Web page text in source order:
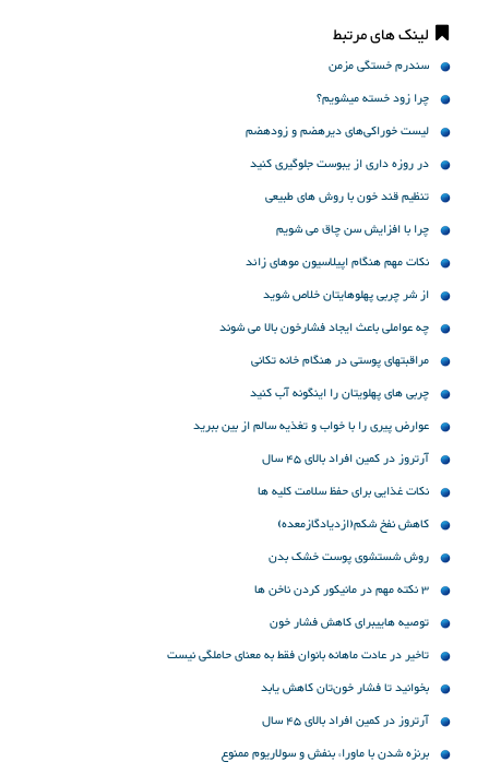
لینک های مرتبط
سندرم خستگی مزمن
چرا زود خسته میشویم؟
لیست خوراکی‌های دیرهضم و زودهضم
در روزه داری از یبوست جلوگیری کنید
تنظیم قند خون با روش های طبیعی
چرا با افزایش سن چاق می شویم
نکات مهم هنگام اپیلاسیون موهای زائد
از شر چربی پهلوهایتان خلاص شوید
چه عواملی باعث ایجاد فشارخون بالا می شوند
مراقبتهای پوستی در هنگام خانه تکانی
چربی های پهلویتان را اینگونه آب کنید
عوارض پیری را با خواب و تغذیه سالم از بین ببرید
آرتروز در کمین افراد بالای 45 سال
نکات غذایی برای حفظ سلامت کلیه ها
کاهش نفخ شکم(ازدیادگازمعده)
روش شستشوی پوست خشک بدن
3 نکته مهم در مانیکور کردن ناخن ها
توصیه هاییبرای کاهش فشار خون
تاخیر در عادت ماهانه بانوان فقط به معنای حاملگی نیست
بخوانید تا فشار خون‌تان کاهش یابد
آرتروز در کمین افراد بالای 45 سال
برنزه شدن با ماوراء بنفش و سولاریوم ممنوع